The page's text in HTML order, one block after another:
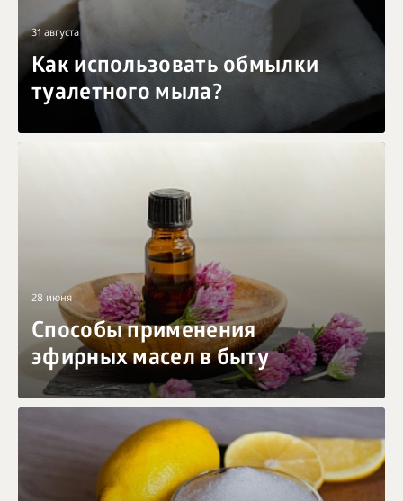
31 августа
Как использовать обмылки
туалетного мыла?
28 июня
Способы применения
эфирных масел в быту